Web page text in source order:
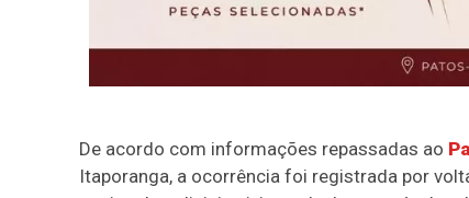
De acordo com informações repassadas ao
Itaporanga, a ocorrência foi registrada por